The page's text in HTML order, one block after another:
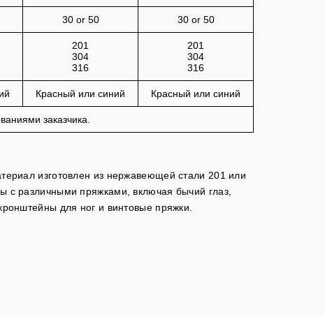
30 or 50 30 or 50
201
304
316
201
304
316
Красный или синий Красный или синий
заказчика.
изготовлен из нержавеющей стали 201 или
с различными пряжками, включая бычий глаз,
для ног и винтовые пряжки.